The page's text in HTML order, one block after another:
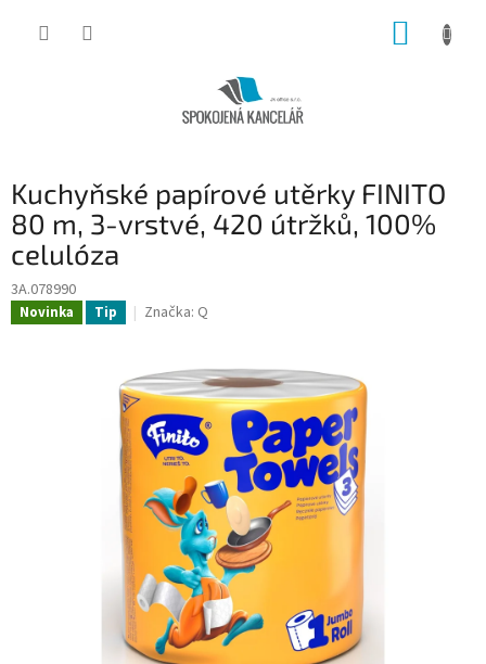
Kuchyňské papírové utěrky FINITO
80 m, 3-vrstvé, 420 útržků, 100%
celulóza
3A.078990
Novinka Tip Značka: Q